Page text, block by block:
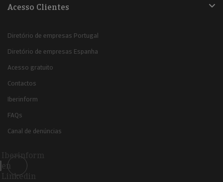
Acesso Clientes
Diretório de empresas Portugal
Diretório de empresas Espanha
Acesso gratuito
Contactos
Iberinform
FAQs
Canal de denúncias
Iberinform
en
Linkedin